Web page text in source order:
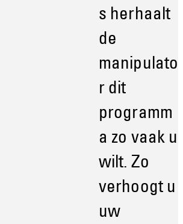
s herhaalt
de
manipulato
r dit
programm
a zo vaak u
wilt. Zo
verhoogt u
uw